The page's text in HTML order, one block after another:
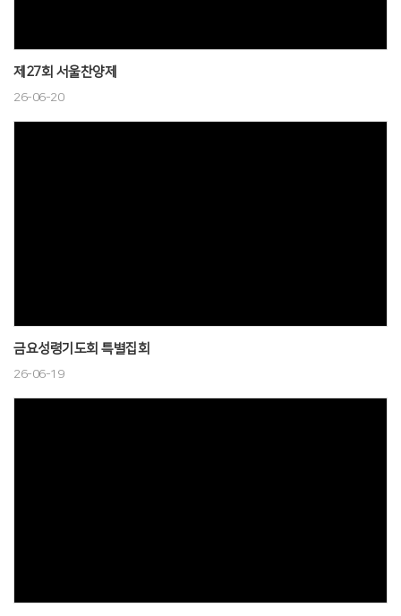
제27회 서울찬양제
26-06-20
금요성령기도회 특별집회
26-06-19